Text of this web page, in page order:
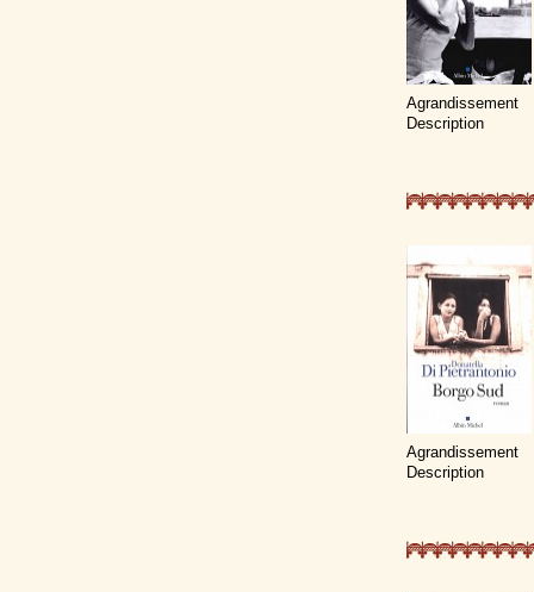
Agrandissement
Description
Agrandissement
Description